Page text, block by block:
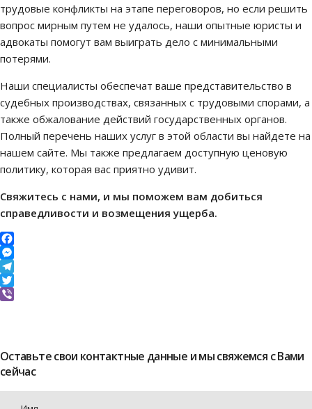
трудовые конфликты на этапе переговоров, но если решить
вопрос мирным путем не удалось, наши опытные юристы и
адвокаты помогут вам выиграть дело с минимальными
потерями.
Наши специалисты обеспечат ваше представительство в
судебных производствах, связанных с трудовыми спорами, а
также обжалование действий государственных органов.
Полный перечень наших услуг в этой области вы найдете на
нашем сайте. Мы также предлагаем доступную ценовую
политику, которая вас приятно удивит.
Свяжитесь с нами, и мы поможем вам добиться
справедливости и возмещения ущерба.
Facebook
Messenger
Telegram
Twitter
Оставьте свои контактные данные и мы свяжемся с Вами
сейчас